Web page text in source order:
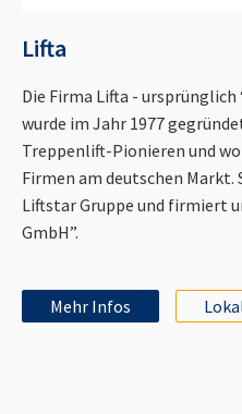
Lifta
Die Firma Lifta -
wurde im Jahr 1977
Treppenlift-Pionieren und
Firmen am deutschen Markt.
Liftstar Gruppe und firmiert
GmbH”.
Mehr Infos